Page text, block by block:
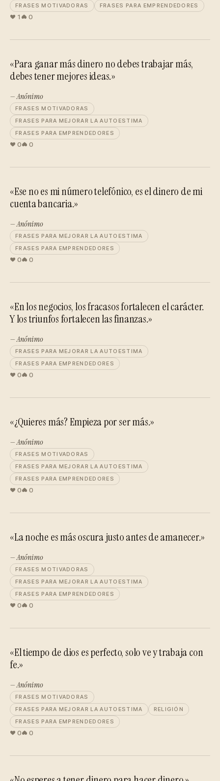
FRASES MOTIVADORAS FRASES PARA EMPRENDEDORES
1 0
«Para ganar más dinero no debes trabajar más,
debes tener mejores ideas.»
— Anónimo
FRASES MOTIVADORAS
FRASES PARA MEJORAR LA AUTOESTIMA
FRASES PARA EMPRENDEDORES
0 0
«Ese no es mi número telefónico, es el dinero de mi
cuenta bancaria.»
— Anónimo
FRASES PARA MEJORAR LA AUTOESTIMA
FRASES PARA EMPRENDEDORES
0 0
«En los negocios, los fracasos fortalecen el carácter.
Y los triunfos fortalecen las finanzas.»
— Anónimo
FRASES PARA MEJORAR LA AUTOESTIMA
FRASES PARA EMPRENDEDORES
0 0
«¿Quieres más? Empieza por ser más.»
— Anónimo
FRASES MOTIVADORAS
FRASES PARA MEJORAR LA AUTOESTIMA
FRASES PARA EMPRENDEDORES
0 0
«La noche es más oscura justo antes de amanecer.»
— Anónimo
FRASES MOTIVADORAS
FRASES PARA MEJORAR LA AUTOESTIMA
FRASES PARA EMPRENDEDORES
0 0
«El tiempo de dios es perfecto, solo ve y trabaja con
fe.»
— Anónimo
FRASES MOTIVADORAS
FRASES PARA MEJORAR LA AUTOESTIMA
RELIGIÓN
FRASES PARA EMPRENDEDORES
0 0